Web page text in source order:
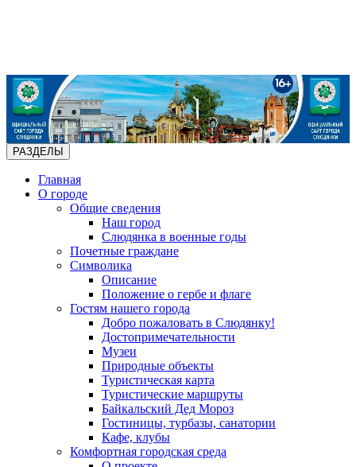
РАЗДЕЛЫ
Главная
О городе
Общие сведения
Наш город
Слюдянка в военные годы
Почетные граждане
Символика
Описание
Положение о гербе и флаге
Гостям нашего города
Добро пожаловать в Слюдянку!
Достопримечательности
Музеи
Природные объекты
Туристическая карта
Туристические маршруты
Байкальский Дед Мороз
Гостиницы, турбазы, санатории
Кафе, клубы
Комфортная городская среда